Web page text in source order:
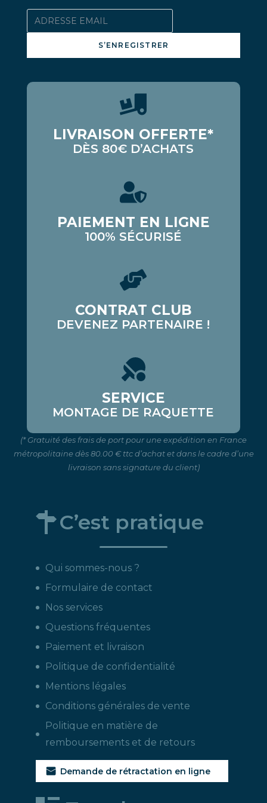
S’ENREGISTRER
LIVRAISON OFFERTE*
DÈS 80€ D’ACHATS
PAIEMENT EN LIGNE
100% SÉCURISÉ
CONTRAT CLUB
DEVENEZ PARTENAIRE !
SERVICE
MONTAGE DE RAQUETTE
(* Gratuité des frais de port pour une expédition en France
métropolitaine dès 80.00 € ttc d’achat et dans le cadre d’une
livraison sans signature du client)
C’est pratique
Qui sommes-nous ?
Formulaire de contact
Nos services
Questions fréquentes
Paiement et livraison
Politique de confidentialité
Mentions légales
Conditions générales de vente
Politique en matière de
remboursements et de retours
Demande de rétractation en ligne